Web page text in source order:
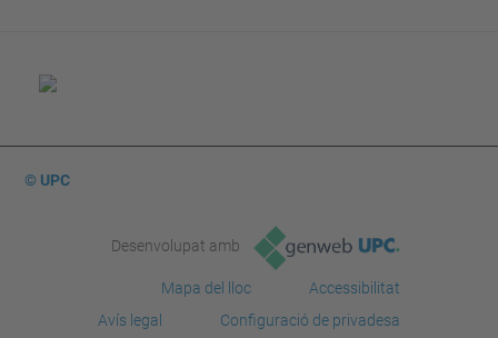
© UPC
Desenvolupat amb
Mapa del lloc
Accessibilitat
Avís legal
Configuració de privadesa